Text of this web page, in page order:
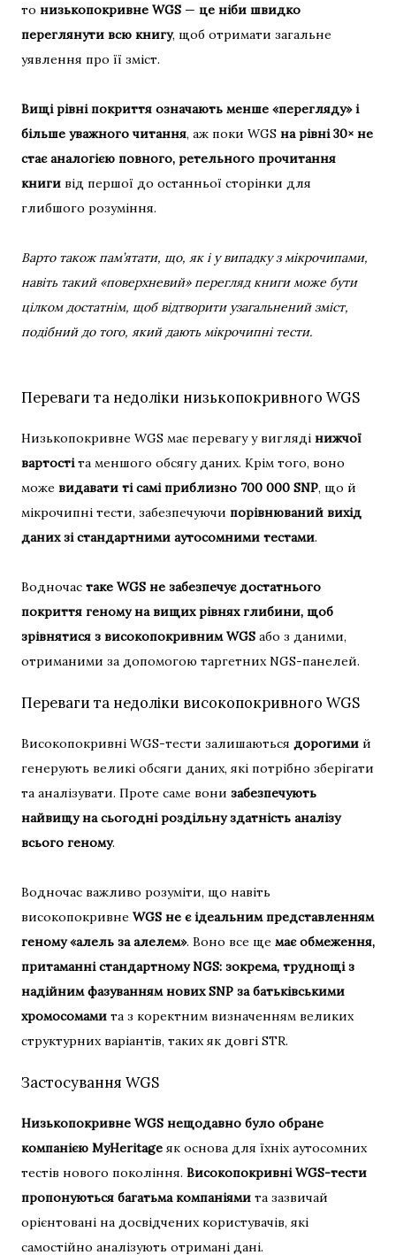
то низькопокривне WGS — це ніби швидко
переглянути всю книгу, щоб отримати загальне
уявлення про її зміст.
Вищі рівні покриття означають менше «перегляду» і
більше уважного читання, аж поки WGS на рівні 30× не
стає аналогією повного, ретельного прочитання
книги від першої до останньої сторінки для
глибшого розуміння.
Варто також пам’ятати, що, як і у випадку з мікрочипами,
навіть такий «поверхневий» перегляд книги може бути
цілком достатнім, щоб відтворити узагальнений зміст,
подібний до того, який дають мікрочипні тести.
Переваги та недоліки низькопокривного WGS
Низькопокривне WGS має перевагу у вигляді нижчої
вартостіта меншого обсягу даних. Крім того, воно
може видавати ті самі приблизно 700 000 SNP, що й
мікрочипні тести, забезпечуючи порівнюваний вихід
даних зі стандартними аутосомними тестами.
Водночас таке WGS не забезпечує достатнього
покриття геному на вищих рівнях глибини, щоб
зрівнятися з високопокривним WGS або з даними,
отриманими за допомогою таргетних NGS-панелей.
Переваги та недоліки високопокривного WGS
Високопокривні WGS-тести залишаються дорогими й
генерують великі обсяги даних, які потрібно зберігати
та аналізувати. Проте саме вони забезпечують
найвищу на сьогодні роздільну здатність аналізу
всього геному.
Водночас важливо розуміти, що навіть
високопокривне WGS не є ідеальним представленням
геному «алель за алелем». Воно все ще має обмеження,
притаманні стандартному NGS: зокрема, труднощі з
надійним фазуванням нових SNP за батьківськими
хромосомами та з коректним визначенням великих
структурних варіантів, таких як довгі STR.
Застосування WGS
Низькопокривне WGS нещодавно було обране
компанією MyHeritageяк основа для їхніх аутосомних
тестів нового покоління. Високопокривні WGS-тести
пропонуються багатьма компаніями та зазвичай
орієнтовані на досвідчених користувачів, які
самостійно аналізують отримані дані.